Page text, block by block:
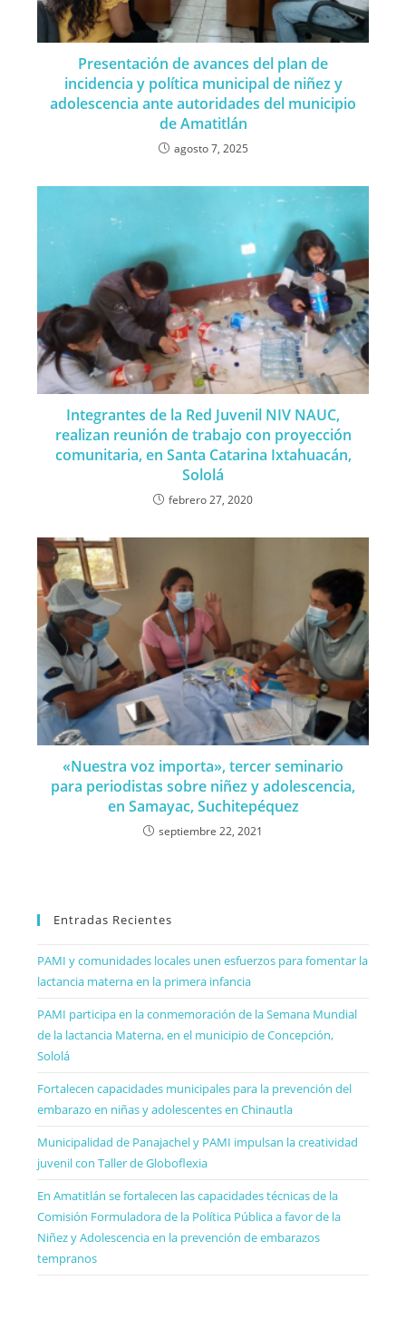
Presentación de avances del plan de
incidencia y política municipal de niñez y
adolescencia ante autoridades del municipio
de Amatitlán
agosto 7, 2025
Integrantes de la Red Juvenil NIV NAUC,
realizan reunión de trabajo con proyección
comunitaria, en Santa Catarina Ixtahuacán,
Sololá
febrero 27, 2020
«Nuestra voz importa», tercer seminario
para periodistas sobre niñez y adolescencia,
en Samayac, Suchitepéquez
septiembre 22, 2021
Entradas Recientes
PAMI y comunidades locales unen esfuerzos para fomentar la
lactancia materna en la primera infancia
PAMI participa en la conmemoración de la Semana Mundial
de la lactancia Materna, en el municipio de Concepción,
Sololá
Fortalecen capacidades municipales para la prevención del
embarazo en niñas y adolescentes en Chinautla
Municipalidad de Panajachel y PAMI impulsan la creatividad
juvenil con Taller de Globoflexia
En Amatitlán se fortalecen las capacidades técnicas de la
Comisión Formuladora de la Política Pública a favor de la
Niñez y Adolescencia en la prevención de embarazos
tempranos